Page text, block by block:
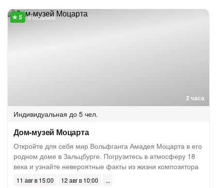
2 часа
9 отзывов
Индивидуальная до 5 чел.
Дом-музей Моцарта
Откройте для себя мир Вольфганга Амадея Моцарта в его
родном доме в Зальцбурге. Погрузитесь в атмосферу 18
века и узнайте невероятные факты из жизни композитора
11 авг в 15:00
12 авг в 10:00